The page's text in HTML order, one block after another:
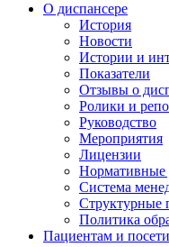
О диспансере
История
Новости
Истории и
Показатели
Отзывы о
Ролики и
Руководство
Мероприятия
Лицензии
Нормативные
Система
Структурные
Политика
Пациентам и